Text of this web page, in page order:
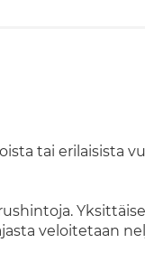
tai erilaisista
veloitetaan